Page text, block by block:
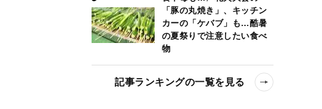
「豚の丸焼き」、キッチン
カーの「ケバブ」も…酷暑
の夏祭りで注意したい食べ
物
記事ランキングの一覧を見る